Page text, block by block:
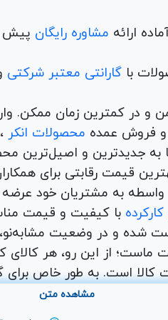
و هیت‌سینک در حالت بسته‌شده
ارائه مشاوره رایگان پیش
باگارانتی معتبر شرکتی
با بسته‌بندی ایمن و در کمترین
و فروش عمده محصولات انکر ،
جدیدترین و اصیل‌ترین
کننده اصلی این کالاها با امکان
واسطه به مشتریان خود
با کیفیت و قیمت
شده و در وضعیت
از این رو، هر کالای
گرفته شده است. شما
مانیتور کارکرده، لپ تاپ
مشاهده متن